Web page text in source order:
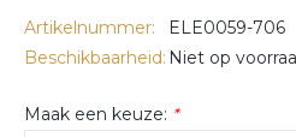
Artikelnummer:
ELE0059-706
Beschikbaarheid: Niet op
Maak een keuze: *